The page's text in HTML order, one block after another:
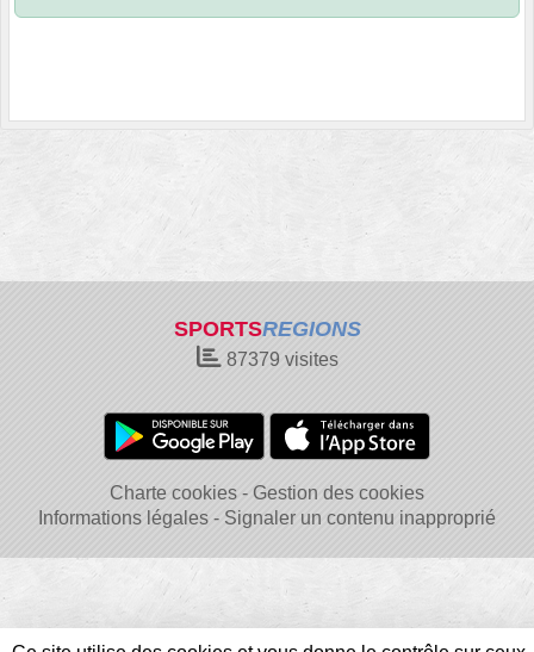
SPORTSREGIONS
87379 visites
Charte cookies
Gestion des cookies
Informations légales
Signaler un contenu inapproprié